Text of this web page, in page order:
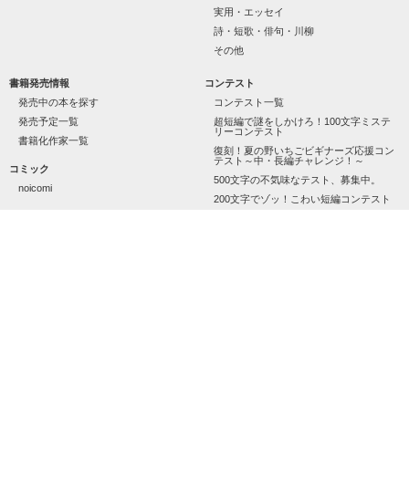
             友情と愛情でつつまれた
                   奇跡の感動story
         ★.........................................☆
医者＆患者の物語。
2009,10,10〜12，13
実用・エッセイ
詩・短歌・俳句・川柳
その他
書籍発売情報
発売中の本を探す
発売予定一覧
書籍化作家一覧
コミック
noicomi
コンテスト
コンテスト一覧
超短編で謎をしかけろ！100文字ミステ
リーコンテスト
復刻！夏の野いちごビギナーズ応援コン
テスト～中・長編チャレンジ！～
500文字の不気味なテスト、募集中。
200文字でゾッ！こわい短編コンテスト